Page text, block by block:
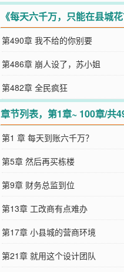
《每天六千万，只能在县城
第490章 我不给的你别要
第486章 崩人设了，苏小姐
第482章 全民疯狂
章节列表，第1章~ 100章/共
第1 章 每天到账六千万？
第5章 然后再买栋楼
第9章 财务总监到位
第13章 工改商有点难办
第17章 小县城的营商环境
第21章 就用这个设计团队